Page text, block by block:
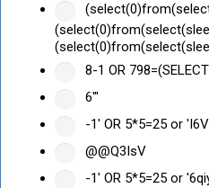
8-1 OR
6'"
-1' OR 5*5=25 or
@@Q3IsV
-1' OR 5*5=25 or